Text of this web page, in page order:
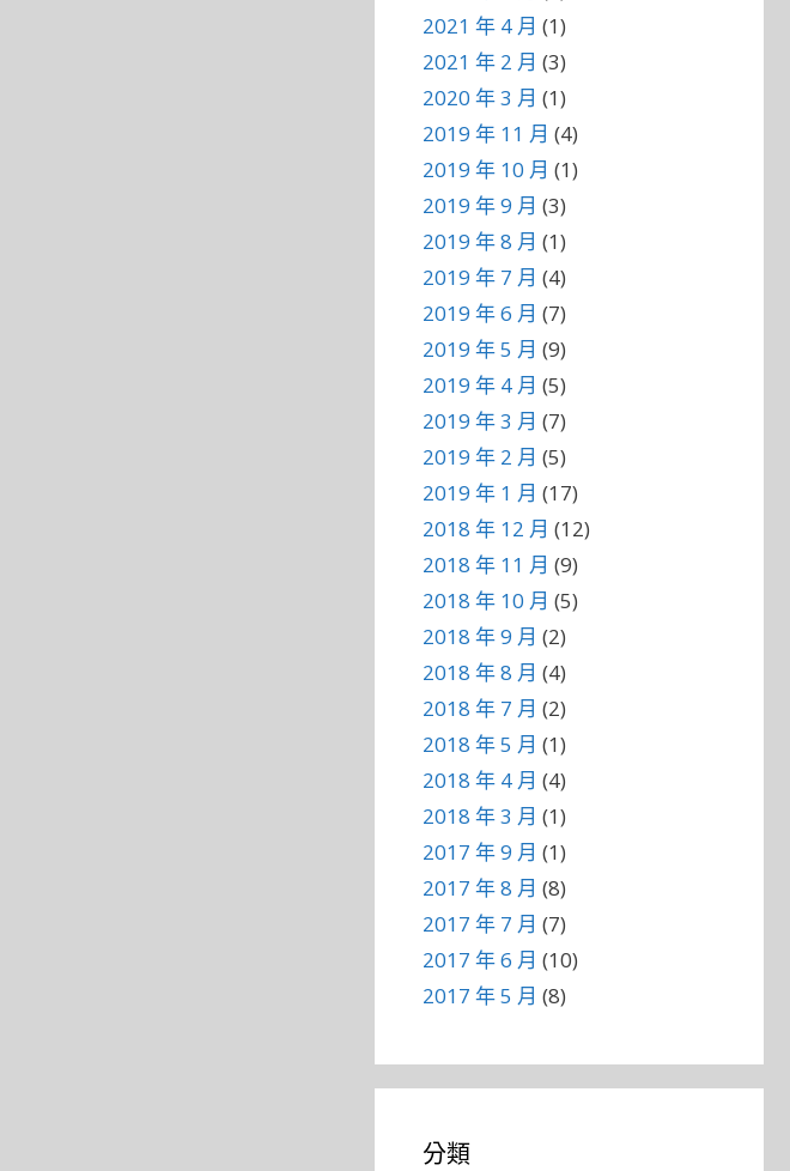
2021 年 4 月 (1)
2021 年 2 月 (3)
2020 年 3 月 (1)
2019 年 11 月 (4)
2019 年 10 月 (1)
2019 年 9 月 (3)
2019 年 8 月 (1)
2019 年 7 月 (4)
2019 年 6 月 (7)
2019 年 5 月 (9)
2019 年 4 月 (5)
2019 年 3 月 (7)
2019 年 2 月 (5)
2019 年 1 月 (17)
2018 年 12 月 (12)
2018 年 11 月 (9)
2018 年 10 月 (5)
2018 年 9 月 (2)
2018 年 8 月 (4)
2018 年 7 月 (2)
2018 年 5 月 (1)
2018 年 4 月 (4)
2018 年 3 月 (1)
2017 年 9 月 (1)
2017 年 8 月 (8)
2017 年 7 月 (7)
2017 年 6 月 (10)
2017 年 5 月 (8)
分類